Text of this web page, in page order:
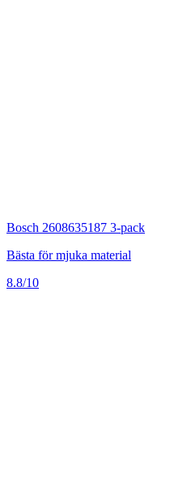
Bosch 2608635187 3-pack
Bästa för mjuka material
8.8/10